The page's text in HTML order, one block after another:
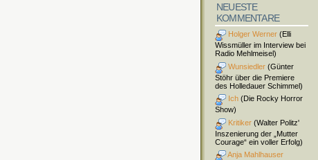
NEUESTE
KOMMENTARE
Holger Werner (Elli
Wissmüller im Interview bei
Radio Mehlmeisel)
Wunsiedler (Günter
Stöhr über die Premiere
des Holledauer Schimmel)
Ich (Die Rocky Horror
Show)
Kritiker (Walter Politz'
Inszenierung der „Mutter
Courage“ ein voller Erfolg)
Anja Mahlhauser